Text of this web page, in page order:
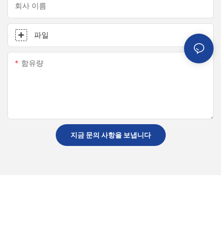
회사 이름
파일
함유량
지금 문의 사항을 보냅니다